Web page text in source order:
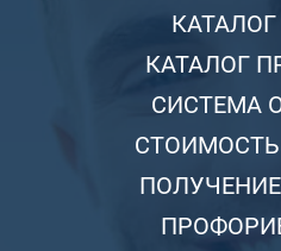
КАТАЛОГ
СИСТЕМА